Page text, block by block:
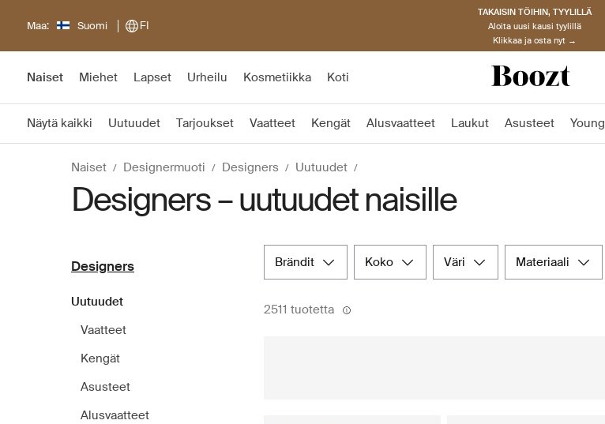
Maa: Suomi FI
TAKAISIN TÖIHIN, TYYLILLÄ
Aloita uusi kausi tyylillä
Klikkaa ja osta nyt →
Naiset Miehet Lapset Urheilu Kosmetiikka Koti
Näytä kaikki Uutuudet Tarjoukset Vaatteet Kengät Alusvaatteet Laukut Asusteet Young
Naiset Designermuoti Designers Uutuudet
Designers – uutuudet naisille
Designers
Uutuudet
Vaatteet
Kengät
Asusteet
Alusvaatteet
brändit koko väri materiaali
2511 tuotetta